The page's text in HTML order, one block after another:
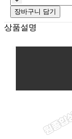
장바구니 담기
상품설명